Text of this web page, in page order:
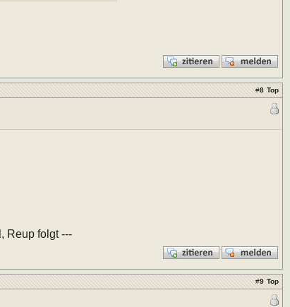
#8 Top
, Reup folgt ---
#9 Top